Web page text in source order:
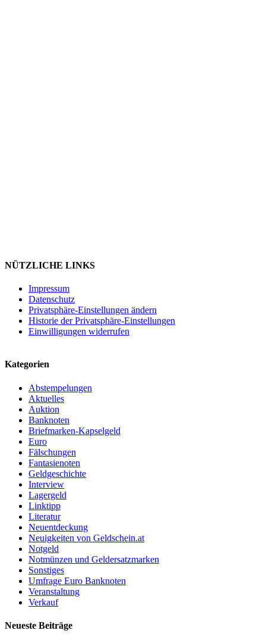
NÜTZLICHE LINKS
Impressum
Datenschutz
Privatsphäre-Einstellungen ändern
Historie der Privatsphäre-Einstellungen
Einwilligungen widerrufen
Kategorien
Abstempelungen
Aktuelles
Auktion
Banknoten
Briefmarken-Kapselgeld
Euro
Fälschungen
Fantasienoten
Geldgeschichte
Interview
Lagergeld
Linktipp
Literatur
Neuentdeckung
Neuigkeiten von Geldschein.at
Notgeld
Notmünzen und Geldersatzmarken
Sonstiges
Umfrage Euro Banknoten
Veranstaltung
Verkauf
Neueste Beiträge